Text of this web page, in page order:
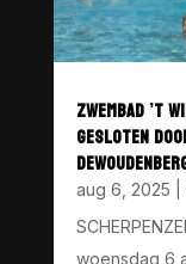
ZWEMBAD ’T
GESLOTEN
aug 6, 2025
woensdag 6